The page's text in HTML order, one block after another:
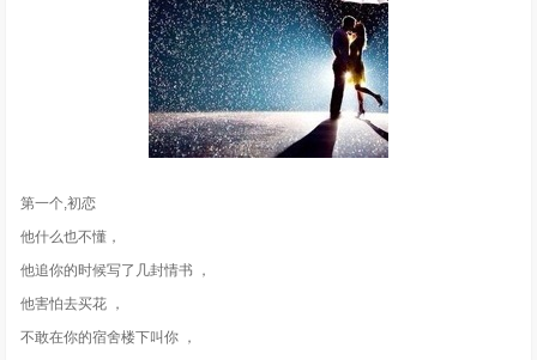
第一个,初恋
他什么也不懂，
他追你的时候写了几封情书 ，
他害怕去买花 ，
不敢在你的宿舍楼下叫你 ，